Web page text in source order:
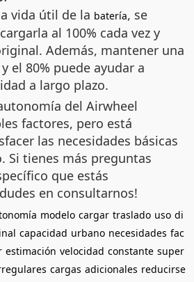
vida útil de la batería, se
al 100% cada vez y
Además, mantener una
el 80% puede ayudar a
a largo plazo.
del Airwheel
factores, pero está
las necesidades básicas
Si tienes más preguntas
que estás
en consultarnos!
modelo cargar traslado uso di
capacidad urbano necesidades fac
estimación velocidad constante super
cargas adicionales reducirse